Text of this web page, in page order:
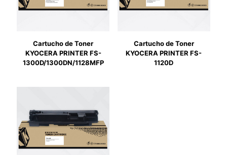
Cartucho de Toner
KYOCERA PRINTER FS-
1300D/1300DN/1128MFP
Cartucho de Toner
KYOCERA PRINTER FS-
1120D